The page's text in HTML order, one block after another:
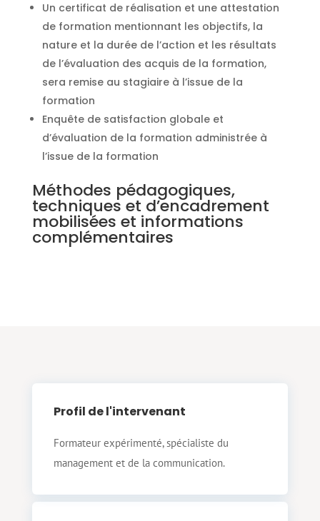
Un certificat de réalisation et une attestation
de formation mentionnant les objectifs, la
nature et la durée de l’action et les résultats
de l’évaluation des acquis de la formation,
sera remise au stagiaire à l’issue de la
formation
Enquête de satisfaction globale et
d’évaluation de la formation administrée à
l’issue de la formation
Méthodes pédagogiques,
techniques et d’encadrement
mobilisées et informations
complémentaires
Profil de l'intervenant
Formateur expérimenté, spécialiste du
management et de la communication.